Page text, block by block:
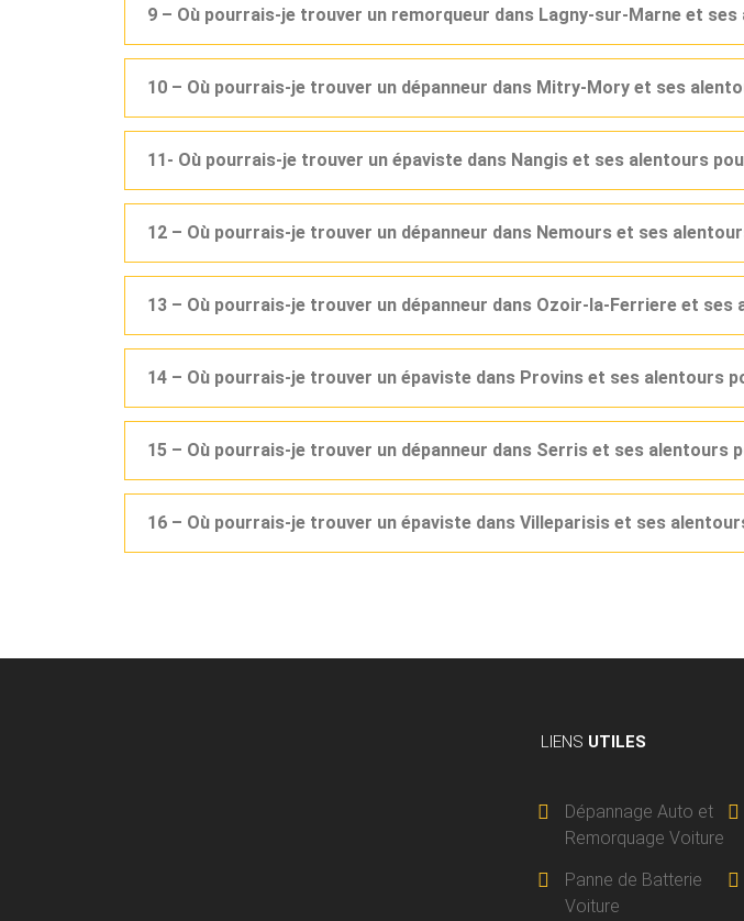
9 – Où pourrais-je trouver un remorqueur dans Lagny-sur-Marne et
10 – Où pourrais-je trouver un dépanneur dans Mitry-Mory et ses
11- Où pourrais-je trouver un épaviste dans Nangis et ses alentours
12 – Où pourrais-je trouver un dépanneur dans Nemours et ses
13 – Où pourrais-je trouver un dépanneur dans Ozoir-la-Ferriere et ses
14 – Où pourrais-je trouver un épaviste dans Provins et ses alentours
15 – Où pourrais-je trouver un dépanneur dans Serris et ses alentours
16 – Où pourrais-je trouver un épaviste dans Villeparisis et ses
LIENS UTILES
Dépannage Auto et
Remorquage Voiture
Panne de Batterie
Voiture